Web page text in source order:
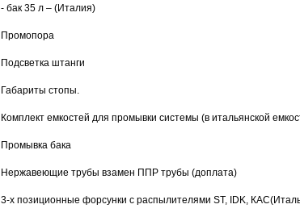
- бак 35 л – (Италия)
Промопора
Подсветка штанги
Габариты стопы.
Комплект емкостей для промывки системы (в итальянской
Промывка бака
Нержавеющие трубы взамен ППР трубы (доплата)
3-х позиционные форсунки с распылителями ST, IDK,